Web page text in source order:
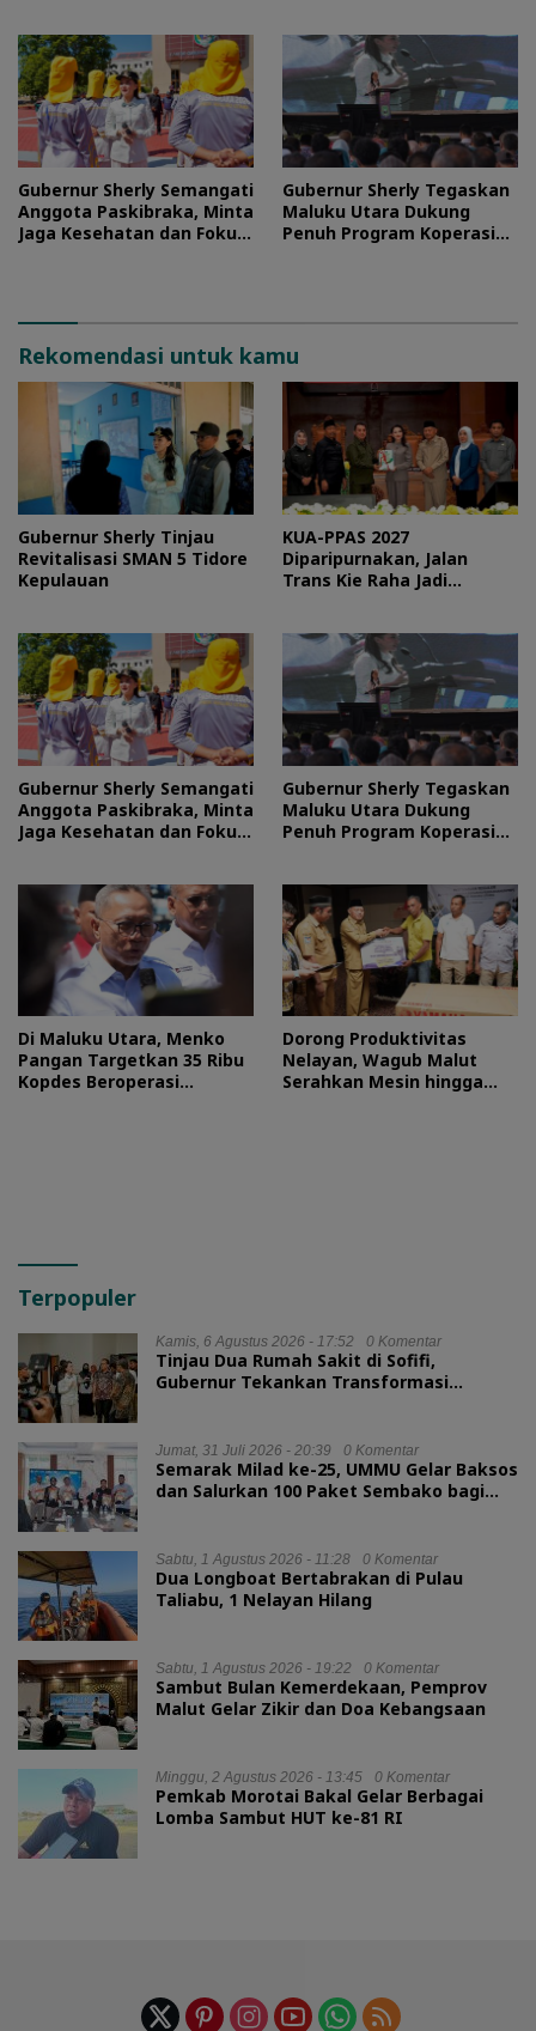
Gubernur Sherly Semangati
Anggota Paskibraka, Minta
Jaga Kesehatan dan Fokus
Gubernur Sherly Tegaskan
Maluku Utara Dukung
Penuh Program Koperasi
Rekomendasi untuk kamu
Gubernur Sherly Tinjau
Revitalisasi SMAN 5 Tidore
Kepulauan
KUA-PPAS 2027
Diparipurnakan, Jalan
Trans Kie Raha Jadi
Gubernur Sherly Semangati
Anggota Paskibraka, Minta
Jaga Kesehatan dan Fokus
Gubernur Sherly Tegaskan
Maluku Utara Dukung
Penuh Program Koperasi
Di Maluku Utara, Menko
Pangan Targetkan 35 Ribu
Kopdes Beroperasi
Dorong Produktivitas
Nelayan, Wagub Malut
Serahkan Mesin hingga
Terpopuler
Kamis, 6 Agustus 2026 - 17:52 0 Komentar
Tinjau Dua Rumah Sakit di Sofifi,
Gubernur Tekankan Transformasi
Jumat, 31 Juli 2026 - 20:39 0 Komentar
Semarak Milad ke-25, UMMU Gelar Baksos
dan Salurkan 100 Paket Sembako bagi
Sabtu, 1 Agustus 2026 - 11:28 0 Komentar
Dua Longboat Bertabrakan di Pulau
Taliabu, 1 Nelayan Hilang
Sabtu, 1 Agustus 2026 - 19:22 0 Komentar
Sambut Bulan Kemerdekaan, Pemprov
Malut Gelar Zikir dan Doa Kebangsaan
Minggu, 2 Agustus 2026 - 13:45 0 Komentar
Pemkab Morotai Bakal Gelar Berbagai
Lomba Sambut HUT ke-81 RI